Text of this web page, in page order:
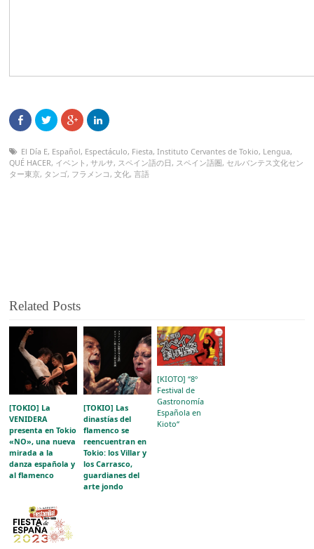
El Día E, Español, Espectáculo, Fiesta,Instituto Cervantes de Tokio, Lengua,
QUÉ HACER, イベント , サルサ, スペイン語の日 , スペイン語圏, セルバンテス文化セン
ター東京, タンゴ, フラメンコ ,文化,言語
Related Posts
[TOKIO] La
VENIDERA
presenta en Tokio
«NO», una nueva
mirada a la
danza española y
al flamenco
[TOKIO] Las
dinastías del
flamenco se
reencuentran en
Tokio: los Villar y
los Carrasco,
guardianes del
arte jondo
[KIOTO] “8º
Festival de
Gastronomía
Española en
Kioto“